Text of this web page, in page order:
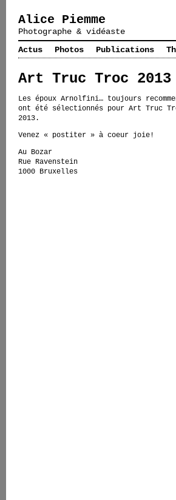
Alice Piemme
Photographe & vidéaste
Actus
Photos Publications
Art Truc Troc 2013
Les époux Arnolfini… toujours
ont été sélectionnés pour Art Truc
2013.
Venez « postiter » à coeur joie!
Au Bozar
Rue Ravenstein
1000 Bruxelles